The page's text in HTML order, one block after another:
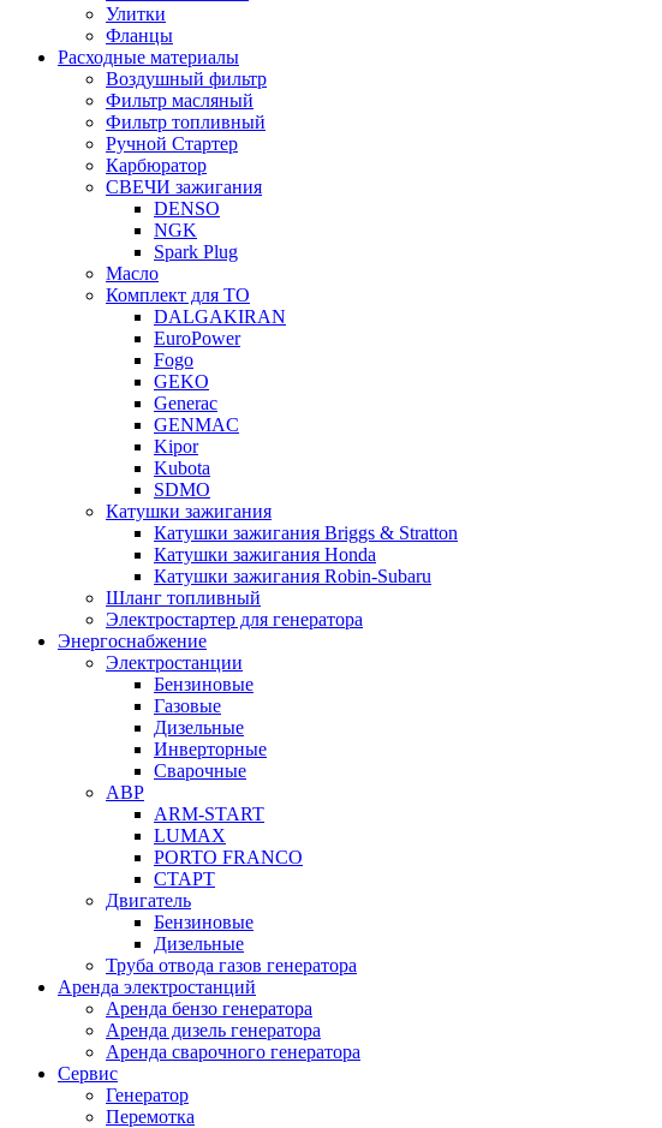
Улитки
Фланцы
Расходные материалы
Воздушный фильтр
Фильтр масляный
Фильтр топливный
Ручной Стартер
Карбюратор
СВЕЧИ зажигания
DENSO
NGK
Spark Plug
Масло
Комплект для ТО
DALGAKIRAN
EuroPower
Fogo
GEKO
Generac
GENMAC
Kipor
Kubota
SDMO
Катушки зажигания
Катушки зажигания Briggs & Stratton
Катушки зажигания Honda
Катушки зажигания Robin-Subaru
Шланг топливный
Электростартер для генератора
Энергоснабжение
Электростанции
Бензиновые
Газовые
Дизельные
Инверторные
Сварочные
АВР
ARM-START
LUMAX
PORTO FRANCO
СТАРТ
Двигатель
Бензиновые
Дизельные
Труба отвода газов генератора
Аренда электростанций
Аренда бензо генератора
Аренда дизель генератора
Аренда сварочного генератора
Сервис
Генератор
Перемотка